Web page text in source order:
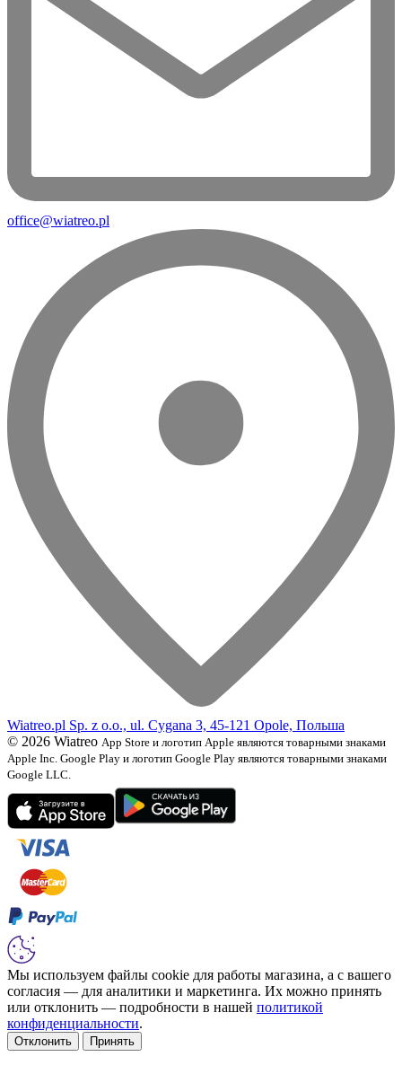
office@wiatreo.pl
Wiatreo.pl Sp. z o.o., ul. Cygana 3, 45-121 Opole, Польша
© 2026 Wiatreo App Store и логотип Apple являются товарными знаками
Apple Inc. Google Play и логотип Google Play являются товарными знаками
Google LLC.
Мы используем файлы cookie для работы магазина, а с вашего
согласия — для аналитики и маркетинга. Их можно принять
или отклонить — подробности в нашей политикой
конфиденциальности.
Отклонить Принять